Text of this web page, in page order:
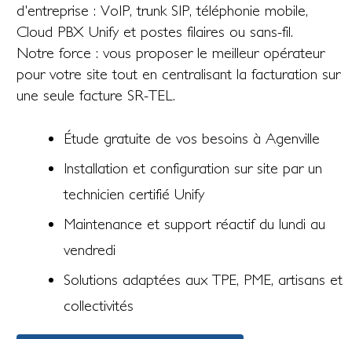
d'entreprise : VoIP, trunk SIP, téléphonie mobile,
Cloud PBX Unify et postes filaires ou sans-fil.
Notre force : vous proposer le meilleur opérateur
pour votre site tout en centralisant la facturation sur
une seule facture SR-TEL.
Étude gratuite de vos besoins à Agenville
Installation et configuration sur site par un
technicien certifié Unify
Maintenance et support réactif du lundi au
vendredi
Solutions adaptées aux TPE, PME, artisans et
collectivités